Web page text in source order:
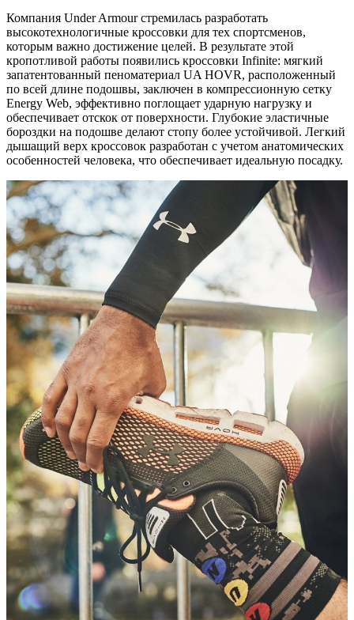
Компания Under Armour стремилась разработать
высокотехнологичные кроссовки для тех спортсменов,
которым важно достижение целей. В результате этой
кропотливой работы появились кроссовки Infinite: мягкий
запатентованный пеноматериал UA HOVR, расположенный
по всей длине подошвы, заключен в компрессионную сетку
Energy Web, эффективно поглощает ударную нагрузку и
обеспечивает отскок от поверхности. Глубокие эластичные
бороздки на подошве делают стопу более устойчивой. Легкий
дышащий верх кроссовок разработан с учетом анатомических
особенностей человека, что обеспечивает идеальную посадку.